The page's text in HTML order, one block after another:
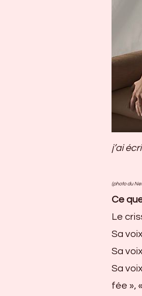
j’ai
(photo du
Ce
Le
Sa
Sa
Sa
fée »,